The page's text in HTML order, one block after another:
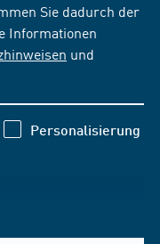
Sie dadurch der
Informationen
und
Personalisierung